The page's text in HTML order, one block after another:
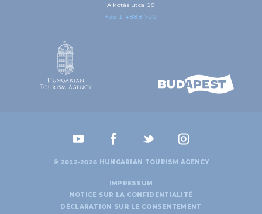
Alkotás utca 19
+36 1 4888 700
© 2012-2026 HUNGARIAN TOURISM AGENCY
IMPRESSUM
NOTICE SUR LA CONFIDENTIALITÉ
DÉCLARATION SUR LE CONSENTEMENT